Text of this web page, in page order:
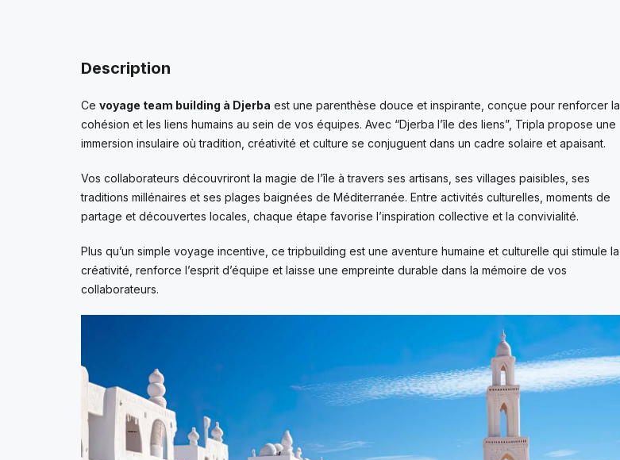
Description
Ce voyage team building à Djerba est une parenthèse douce et inspirante, conçue pour renforcer la
cohésion et les liens humains au sein de vos équipes. Avec “Djerba l’île des liens”, Tripla propose une
immersion insulaire où tradition, créativité et culture se conjuguent dans un cadre solaire et apaisant.
Vos collaborateurs découvriront la magie de l’île à travers ses artisans, ses villages paisibles, ses
traditions millénaires et ses plages baignées de Méditerranée. Entre activités culturelles, moments de
partage et découvertes locales, chaque étape favorise l’inspiration collective et la convivialité.
Plus qu’un simple voyage incentive, ce tripbuilding est une aventure humaine et culturelle qui stimule la
créativité, renforce l’esprit d’équipe et laisse une empreinte durable dans la mémoire de vos
collaborateurs.